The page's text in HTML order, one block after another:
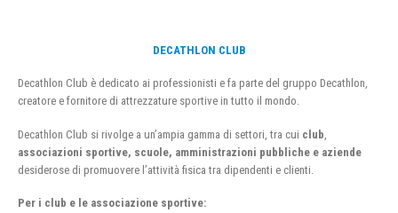
DECATHLON CLUB
Decathlon Club è dedicato ai professionisti e fa parte del gruppo Decathlon,
creatore e fornitore di attrezzature sportive in tutto il mondo.
Decathlon Club si rivolge a un’ampia gamma di settori, tra cui club
associazioni sportive, scuole, amministrazioni pubbliche e aziende
desiderose di promuovere l’attività fisica tra dipendenti e clienti.
Per i club e le associazione sportive: